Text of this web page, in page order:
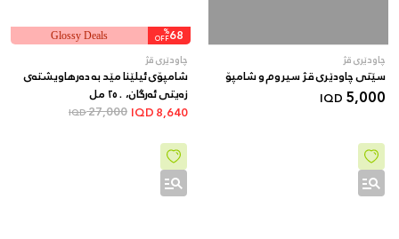
چاودێری قژ
سێتی چاودێری قژ سیروم و شامپۆ
5,000
IQD
68
%
OFF
Glossy Deals
چاودێری قژ
شامپۆی ئیلێنا مێد بە دەرهاویشتەی
زەیتی ئەرگان، ٢٥٠ مل
8,640
27,000
IQD